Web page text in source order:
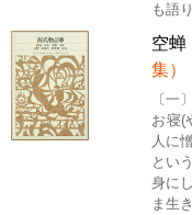
も語
空蝉
集）
〔一
お寝(
人に
とい
身に
ま生